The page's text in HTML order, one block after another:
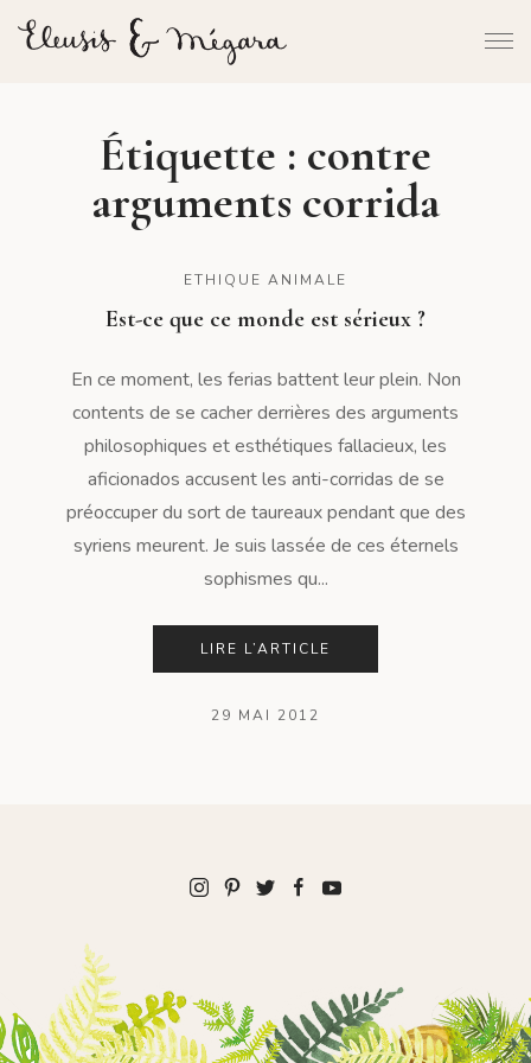
Étiquette : contre
arguments corrida
ETHIQUE ANIMALE
Est-ce que ce monde est sérieux ?
En ce moment, les ferias battent leur plein. Non
contents de se cacher derrières des arguments
philosophiques et esthétiques fallacieux, les
aficionados accusent les anti-corridas de se
préoccuper du sort de taureaux pendant que des
syriens meurent. Je suis lassée de ces éternels
sophismes qu...
LIRE L’ARTICLE
29 MAI 2012